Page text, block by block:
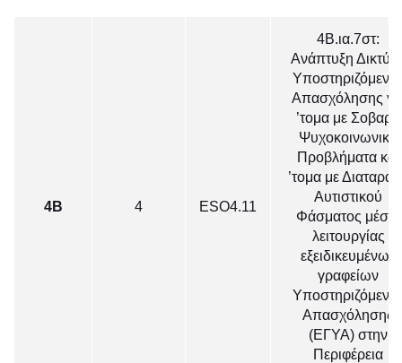
4Β 4 ΕSO4.11
4Β.ια.7στ:
Ανάπτυξη
Απασχόλησης
’τομα με Σοβαρά
Ψυχοκοινωνικά
Προβλήματα και
’τομα με
Αυτιστικού
Φάσματος μέσω
λειτουργίας
εξειδικευμένων
γραφείων
Απασχόλησης
(ΕΓΥΑ) στην
Περιφέρεια